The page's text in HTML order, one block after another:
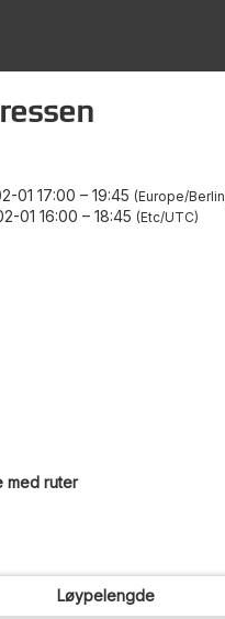
01 17:00 – 19:45 Europe/Berlin
01 16:00 – 18:45 Etc/UTC
med ruter
Løypelengde